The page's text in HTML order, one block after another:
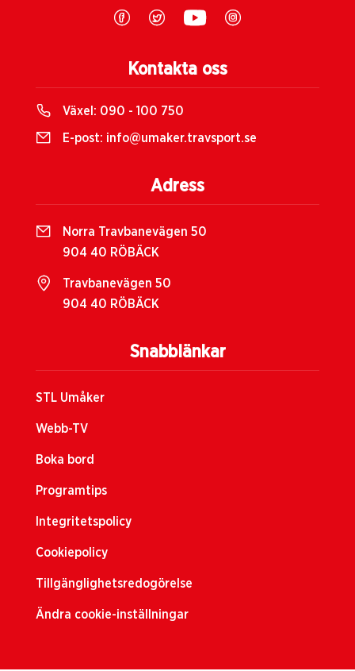
Snabblänkar
STL Umåker
Webb-TV
Boka bord
Programtips
Integritetspolicy
Cookiepolicy
Tillgänglighetsredogörelse
Ändra cookie-inställningar
Kontakta oss
Växel: 090 - 100 750
E-post: info@umaker.travsport.se
Adress
Norra Travbanevägen 50
904 40 RÖBÄCK
Travbanevägen 50
904 40 RÖBÄCK